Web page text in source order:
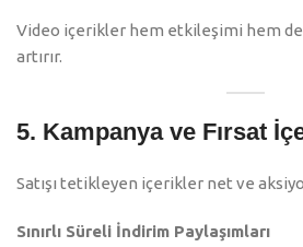
Video içerikler hem etkileşimi hem
artırır.
5. Kampanya ve Fırsat
Satışı tetikleyen içerikler net ve
Sınırlı Süreli İndirim Paylaşımları